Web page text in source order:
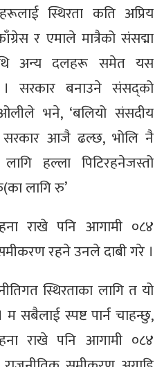
स्थिरता कति अप्रिय
र एमाले मात्रैको संसद्मा
अन्य दलहरू समेत यस
सरकार बनाउने संसद्को
ओलीले भने, ‘बलियो संसदीय
सरकार आजै ढल्छ, भोलि नै
हल्ला पिटिरहनेजस्तो
लागि रु’
राखे पनि आगामी ०८४
रहने उनले दाबी गरे ।
स्थिरताका लागि त यो
सबैलाई स्पष्ट पार्न चाहन्छु,
राखे पनि आगामी ०८४